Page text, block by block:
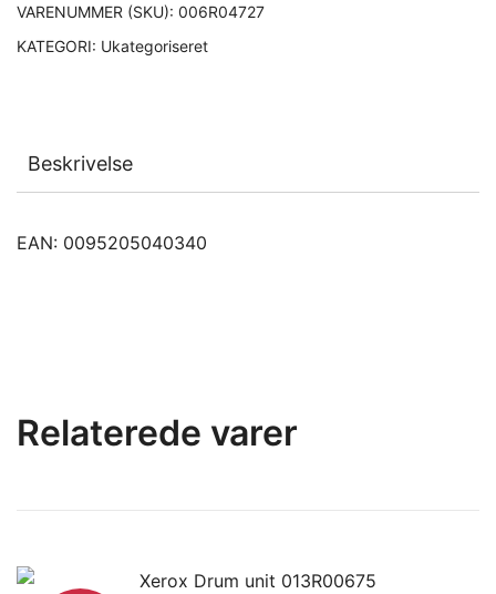
VARENUMMER (SKU): 006R04727
KATEGORI: Ukategoriseret
Beskrivelse
EAN: 0095205040340
Relaterede varer